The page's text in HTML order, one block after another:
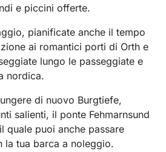
e piccini offerte.
pianificate anche il tempo
ai romantici porti di Orth e
lungo le passeggiate e
nordica.
di nuovo Burgtiefe,
salienti, il ponte Fehmarnsund
quale puoi anche passare
la tua barca a noleggio.